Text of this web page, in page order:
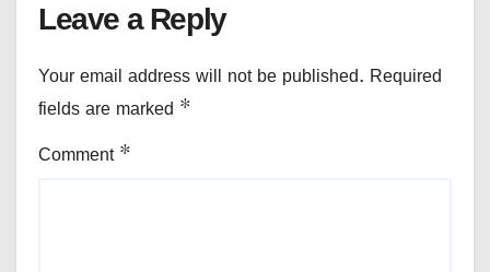
Leave a Reply
Your email address will not be published. Required
fields are marked *
Comment *